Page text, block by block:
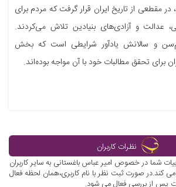
مقطعی از تاریخ ایران قرار گرفت که مردم برای
عدالت و آزادی‌های بنیادین تلاش می‌کردند.
و سالانش یادآور شرایطی است که بخش
برای تحقق مطالبات خود با آن مواجه بوده‌اند.
نظرات کاربران
شما در خصوص امیر عباس باغستانی به سایر کاربران
کند.در صورت ثبت نظر با نام کاربری،همان لحظه فعال
پس از بررسی فعال می شود.